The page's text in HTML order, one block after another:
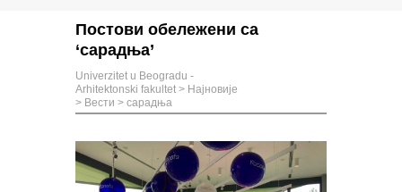
Постови обележени са
‘сарадња’
Univerzitet u Beogradu -
Arhitektonski fakultet > Најновије
> Вести > сарадња